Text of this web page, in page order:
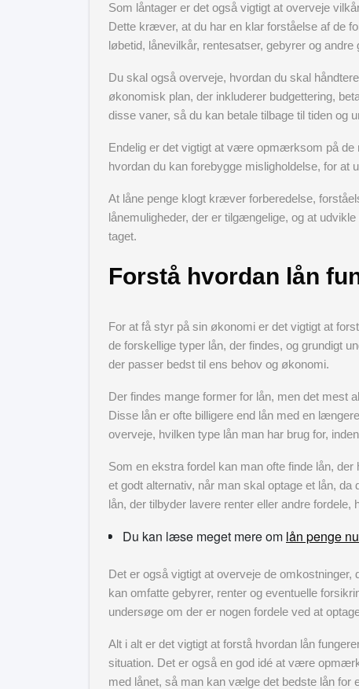
Som låntager er det også vigtigt at overveje
Dette kræver, at du har en klar forståelse af de
løbetid, lånevilkår, rentesatser, gebyrer og andre
Du skal også overveje, hvordan du skal
økonomisk plan, der inkluderer budgettering,
disse vaner, så du kan betale tilbage til tiden og
Endelig er det vigtigt at være opmærksom på de
hvordan du kan forebygge misligholdelse, for at
At låne penge klogt kræver forberedelse,
lånemuligheder, der er tilgængelige, og at
taget.
Forstå hvordan lån
For at få styr på sin økonomi er det vigtigt at
de forskellige typer lån, der findes, og grundigt
der passer bedst til ens behov og økonomi.
Der findes mange former for lån, men det mest
Disse lån er ofte billigere end lån med en
overveje, hvilken type lån man har brug for,
Som en ekstra fordel kan man ofte finde lån,
et godt alternativ, når man skal optage et lån,
lån, der tilbyder lavere renter eller andre
Du kan læse meget mere om lån penge
Det er også vigtigt at overveje de
kan omfatte gebyrer, renter og eventuelle
undersøge om der er nogen fordele ved at
Alt i alt er det vigtigt at forstå hvordan lån
situation. Det er også en god idé at være
med lånet, så man kan vælge det bedste lån for